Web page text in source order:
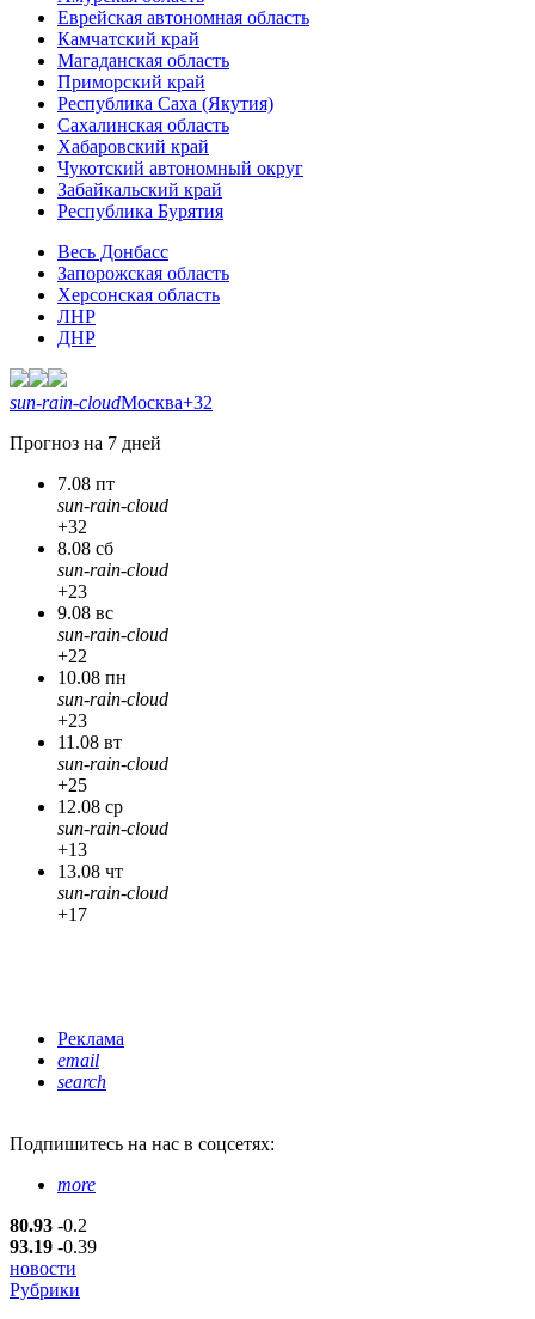
Еврейская автономная область
Камчатский край
Магаданская область
Приморский край
Республика Саха (Якутия)
Сахалинская область
Хабаровский край
Чукотский автономный округ
Забайкальский край
Республика Бурятия
Весь Донбасс
Запорожская область
Херсонская область
ЛНР
ДНР
sun-rain-cloudМосква+32
Прогноз на 7 дней
7.08 пт
sun-rain-cloud
+32
8.08 сб
sun-rain-cloud
+23
9.08 вс
sun-rain-cloud
+22
10.08 пн
sun-rain-cloud
+23
11.08 вт
sun-rain-cloud
+25
12.08 ср
sun-rain-cloud
+13
13.08 чт
sun-rain-cloud
+17
Реклама
email
search
Подпишитесь на нас в соцсетях:
more
80.93 -0.2
93.19 -0.39
новости
Рубрики